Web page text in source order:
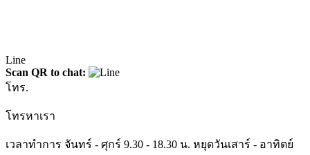
Line
Scan QR to chat:
โทร.
โทรหาเรา
เวลาทำการ จันทร์ - ศุกร์ 9.30 - 18.30 น. หยุดวันเสาร์ - อาทิตย์